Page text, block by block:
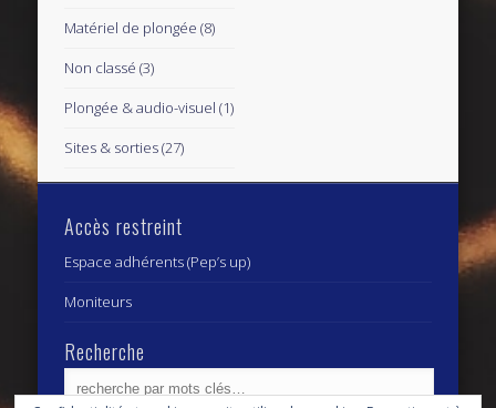
Matériel de plongée (8)
Non classé (3)
Plongée & audio-visuel (1)
Sites & sorties(27)
Accès restreint
Espace adhérents (Pep’s up)
Moniteurs
Recherche